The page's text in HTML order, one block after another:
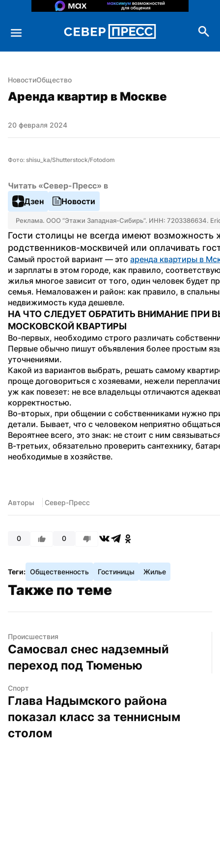
НовостиОбщество
Аренда квартир в Москве
20 февраля 2024
Фото: shisu_ka/Shutterstock/Fotodom
Читать «Север-Пресс» в
Дзен
Новости
Реклама. ООО “Этажи Западная-Сибирь”. ИНН: 7203386634.
Гости столицы не всегда имеют возможность
родственников-москвичей или оплачивать
Самый простой вариант — это аренда квартиры в
и зарплаты в этом городе, как правило,
жилья многое зависит от того, один человек будет
семья. Немаловажен и район: как правило, в
недвижимость куда дешевле.
НА ЧТО СЛЕДУЕТ ОБРАТИТЬ ВНИМАНИЕ ПРИ
МОСКОВСКОЙ КВАРТИРЫ
Во-первых, необходимо строго различать
Первые обычно пишут объявления более простым
уточнениями.
Какой из вариантов выбрать, решать самому
проще договориться с хозяевами, нежели
уж как повезет: не все владельцы отличаются
корректностью.
Во-вторых, при общении с собственниками нужно
детали. Бывает, что с человеком неприятно
Вероятнее всего, это знак: не стоит с ним
В-третьих, обязательно проверить сантехнику,
необходимые в хозяйстве.
Авторы Север-Пресс
0 0
Теги: Общественность Гостиницы Жилье
Также по теме
Происшествия
Самосвал снес надземный
переход под Тюменью
Спорт
Глава Надымского района
показал класс за теннисным
столом